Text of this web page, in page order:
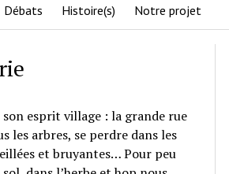
Débats Histoire(s) Notre projet
esprit village : la grande rue
les arbres, se perdre dans les
et bruyantes… Pour peu